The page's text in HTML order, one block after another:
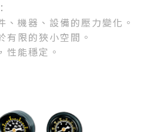
、機器、設備的壓力變化。
有限的狹小空間。
性能穩定。